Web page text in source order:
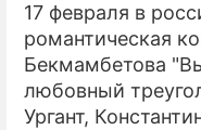
17 февраля в
романтическая
Бекмамбетова
любовный
Ургант,